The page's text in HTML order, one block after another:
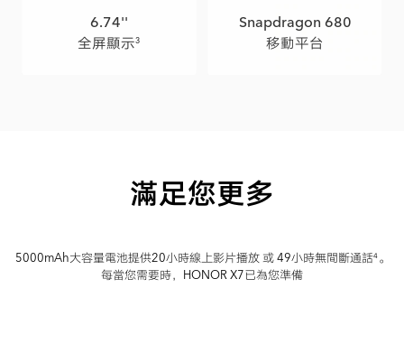
6.74''
全屏顯示3
Snapdragon 680
移動平台
滿足您更多
5000mAh大容量電池提供20小時線上影片播放 或 49小時無間斷通話4。
每當您需要時，HONOR X7已為您準備